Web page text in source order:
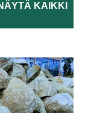
KAIKKI